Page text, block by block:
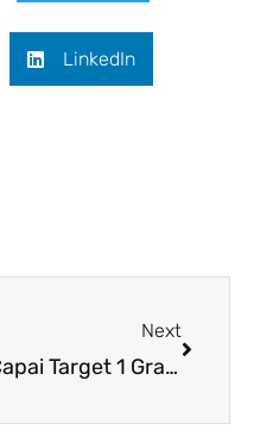
LinkedIn
Next
Capai Target 1 Gram Emas Sebulan